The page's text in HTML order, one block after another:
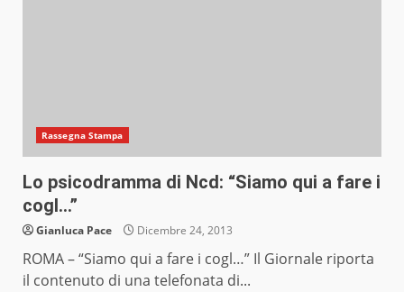
Rassegna Stampa
Lo psicodramma di Ncd: “Siamo qui a fare i
cogl…”
Gianluca Pace Dicembre 24, 2013
ROMA – “Siamo qui a fare i cogl…” Il Giornale riporta
il contenuto di una telefonata di...